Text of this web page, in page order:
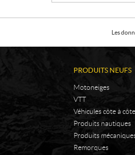
Les
PRODUITS NEUFS
Motoneiges
VTT
Véhicules côte à côte
Produits nautiques
Produits
Remorques